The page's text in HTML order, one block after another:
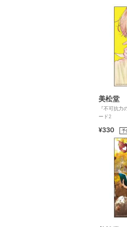
美松堂
『不可抗力
ード2
¥330 予